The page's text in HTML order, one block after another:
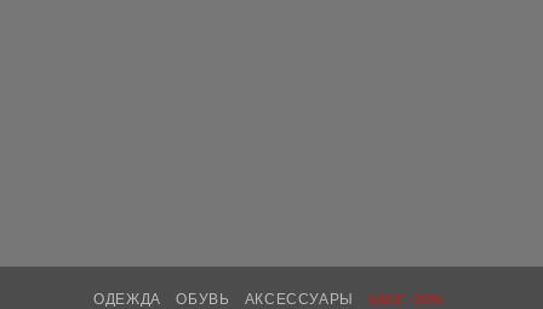
ОДЕЖДА ОБУВЬ АКСЕССУАРЫ SALE -30%